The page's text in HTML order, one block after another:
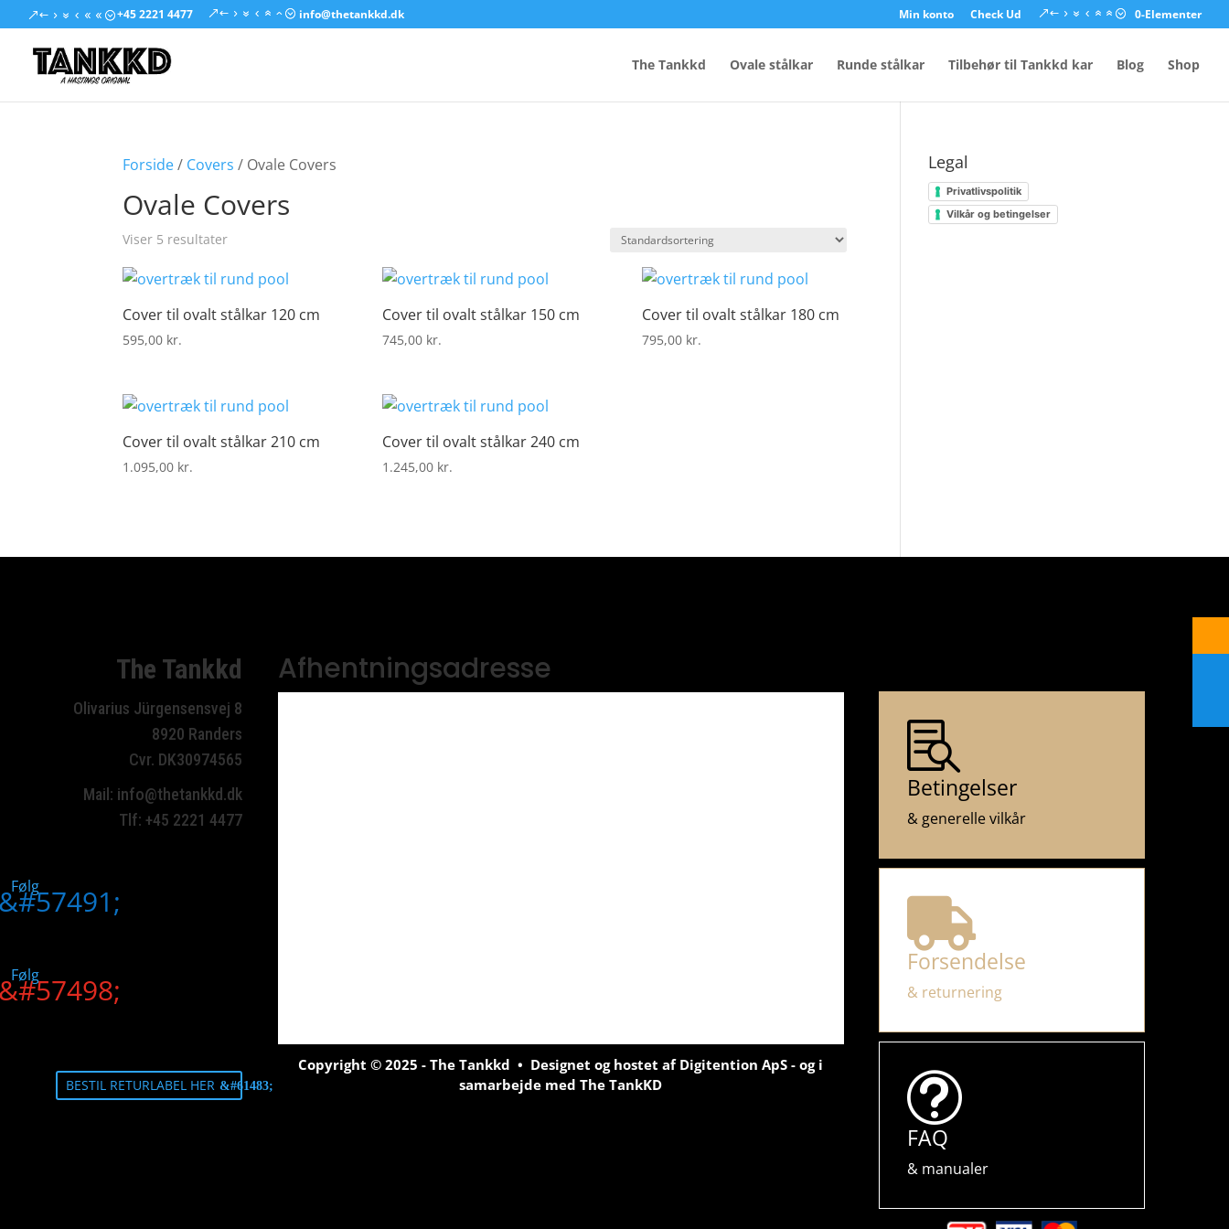
+45 2221 4477 info@thetankkd.dk Min konto Check Ud 0-Elementer
The Tankkd Ovale stålkar Runde stålkar Tilbehør til Tankkd kar Blog Shop
Forside/ Covers / Ovale Covers
Ovale Covers
Viser 5 resultater
Cover til ovalt stålkar 120 cm
595,00 kr.
Cover til ovalt stålkar 150 cm
745,00 kr.
Cover til ovalt stålkar 180 cm
795,00 kr.
Cover til ovalt stålkar 210 cm
1.095,00 kr.
Cover til ovalt stålkar 240 cm
1.245,00 kr.
Legal
Privatlivspolitik
Vilkår og betingelser
The Tankkd
Olivarius Jürgensensvej 8
8920 Randers
Cvr. DK30974565
Mail: info@thetankkd.dk
Tlf: +45 2221 4477
Følg
Følg
BESTIL RETURLABEL HER
Afhentningsadresse
Copyright © 2025 - The Tankkd • Designet og hostet af Digitention ApS - og i
samarbejde medThe TankKD

Betingelser
& generelle vilkår

Forsendelse
& returnering
t
FAQ
& manualer